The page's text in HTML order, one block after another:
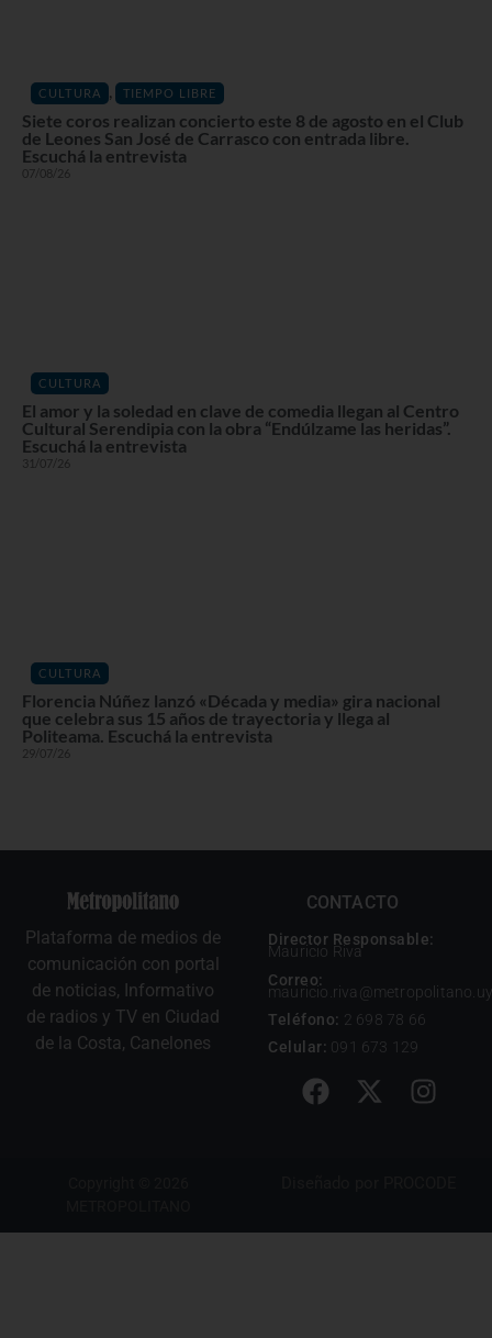
CULTURA , TIEMPO LIBRE
Siete coros realizan concierto este 8 de agosto en el Club
de Leones San José de Carrasco con entrada libre.
Escuchá la entrevista
07/08/26
CULTURA
El amor y la soledad en clave de comedia llegan al Centro
Cultural Serendipia con la obra “Endúlzame las heridas”.
Escuchá la entrevista
31/07/26
CULTURA
Florencia Núñez lanzó «Década y media» gira nacional
que celebra sus 15 años de trayectoria y llega al
Politeama. Escuchá la entrevista
29/07/26
Plataforma de medios de
comunicación con portal
de noticias, Informativo
de radios y TV en Ciudad
de la Costa, Canelones
CONTACTO
Director Responsable:
Mauricio Riva
Correo:
mauricio.riva@metropolitano.uy
Teléfono: 2 698 78 66
Celular: 091 673 129